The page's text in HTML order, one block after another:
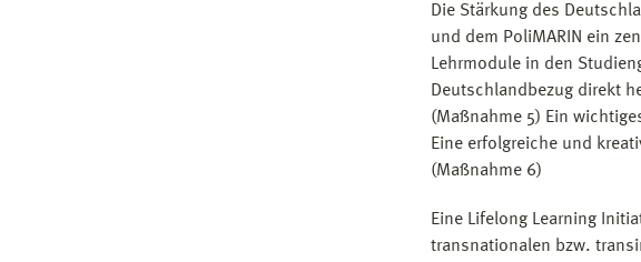
Die Stärkung des
und dem PoliMARIN ein
Lehrmodule in den
Deutschlandbezug direkt
(Maßnahme 5) Ein
Eine erfolgreiche und
(Maßnahme 6)
Eine Lifelong Learning
transnationalen bzw.